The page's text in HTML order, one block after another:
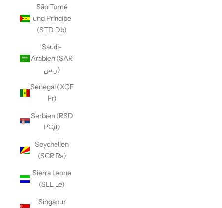
São Tomé
und Príncipe
(STD Db)
Saudi-
Arabien (SAR
ر.س)
Senegal (XOF
Fr)
Serbien (RSD
РСД)
Seychellen
(SCR ₨)
Sierra Leone
(SLL Le)
Singapur